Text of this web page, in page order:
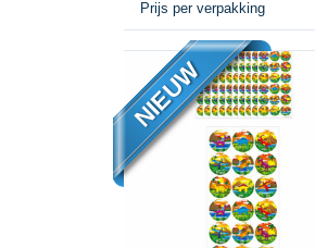
Prijs per verpakking
NIEUW